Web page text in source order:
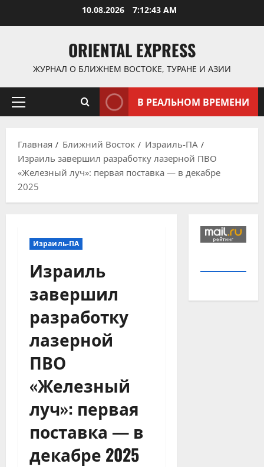
10.08.2026 7:12:43 AM
ORIENTAL EXPRESS
ЖУРНАЛ О БЛИЖНЕМ ВОСТОКЕ, ТУРАНЕ И АЗИИ
Основное
В РЕАЛЬНОМ ВРЕМЕНИ
Главная Ближний Восток
Израиль-ПА
Израиль завершил разработку лазерной ПВО
«Железный луч»: первая поставка — в декабре
2025
Израиль-ПА
Израиль
завершил
разработку
лазерной
ПВО
«Железный
луч»: первая
поставка — в
декабре 2025